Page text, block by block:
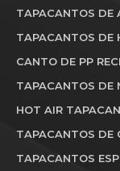
TAPACANTOS DE
TAPACANTOS DE
CANTO DE PP
TAPACANTOS DE
HOT AIR
TAPACANTOS DE
TAPACANTOS